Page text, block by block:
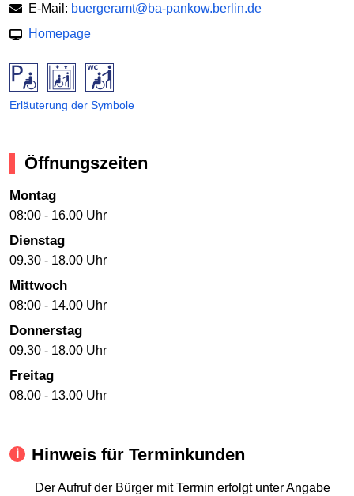
E-Mail: buergeramt@ba-pankow.berlin.de
Homepage
Erläuterung der Symbole
Öffnungszeiten
Montag
08:00 - 16.00 Uhr
Dienstag
09.30 - 18.00 Uhr
Mittwoch
08:00 - 14.00 Uhr
Donnerstag
09.30 - 18.00 Uhr
Freitag
08.00 - 13.00 Uhr
Hinweis für Terminkunden
Der Aufruf der Bürger mit Termin erfolgt unter Angabe